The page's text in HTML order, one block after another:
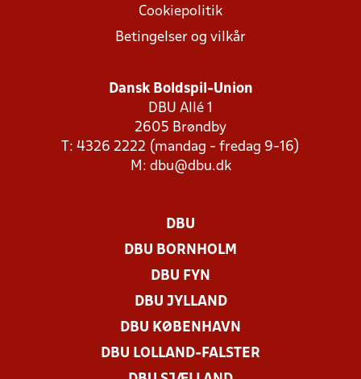
Cookiepolitik
Betingelser og vilkår
Dansk Boldspil-Union
DBU Allé 1
2605 Brøndby
T: 4326 2222 (mandag - fredag 9-16)
M: dbu@dbu.dk
DBU
DBU BORNHOLM
DBU FYN
DBU JYLLAND
DBU KØBENHAVN
DBU LOLLAND-FALSTER